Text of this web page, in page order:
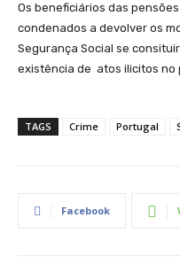
Os beneficiários das
condenados a devolver os
Segurança Social se
existência de atos ilicitos no
TAGS Crime Portugal
Facebook